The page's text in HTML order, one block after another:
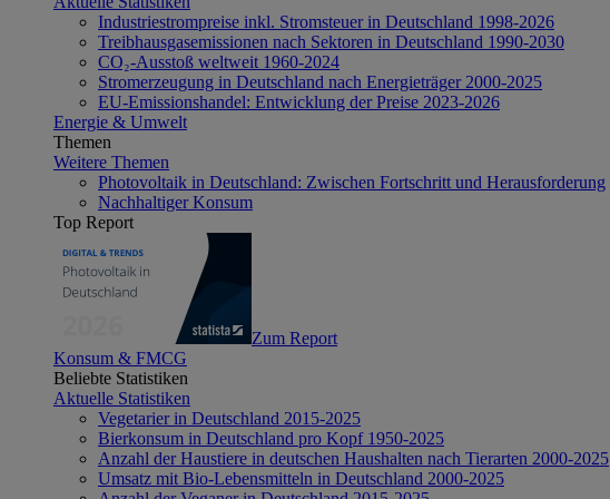
Industriestrompreise inkl. Stromsteuer in Deutschland 1998-2026
Treibhausgasemissionen nach Sektoren in Deutschland 1990-2030
CO₂-Ausstoß weltweit 1960-2024
Stromerzeugung in Deutschland nach Energieträger 2000-2025
EU-Emissionshandel: Entwicklung der Preise 2023-2026
Energie & Umwelt
Themen
Weitere Themen
Photovoltaik in Deutschland: Zwischen Fortschritt und Herausforderung
Nachhaltiger Konsum
Top Report
Zum Report
Konsum & FMCG
Beliebte Statistiken
Aktuelle Statistiken
Vegetarier in Deutschland 2015-2025
Bierkonsum in Deutschland pro Kopf 1950-2025
Anzahl der Haustiere in deutschen Haushalten nach Tierarten 2000-2025
Umsatz mit Bio-Lebensmitteln in Deutschland 2000-2025